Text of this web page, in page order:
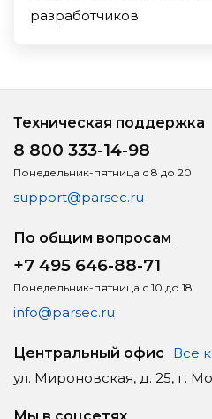
разработчиков
Техническая поддержка
8 800 333-14-98
Понедельник-пятница с 8 до 20
support@parsec.ru
По общим вопросам
+7 495 646-88-71
Понедельник-пятница с 10 до 18
info@parsec.ru
Центральный офис
Все
ул. Мироновская, д. 25, г.